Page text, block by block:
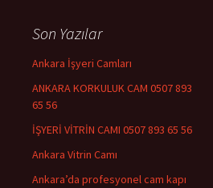
Son Yazılar
Ankara İşyeri Camları
ANKARA KORKULUK CAM 0507 893
65 56
İŞYERİ VİTRİN CAMI 0507 893 65 56
Ankara Vitrin Camı
Ankara’da profesyonel cam kapı